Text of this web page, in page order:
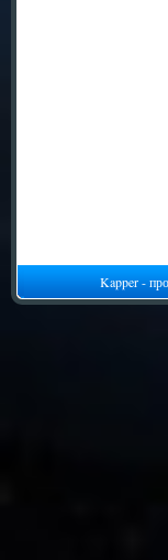
Kapper -